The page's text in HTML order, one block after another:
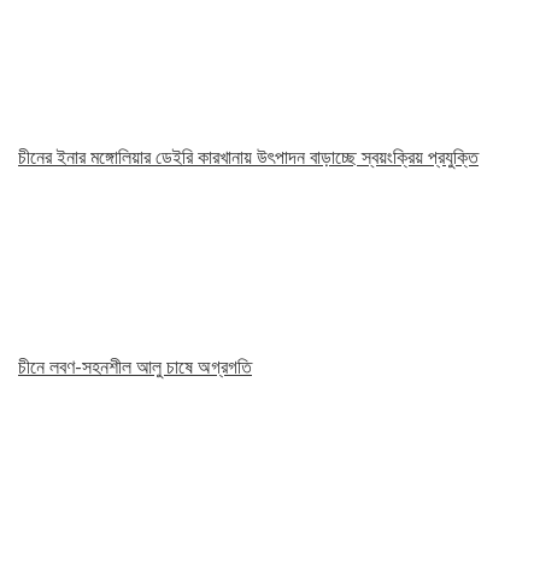
চীনের ইনার মঙ্গোলিয়ার ডেইরি কারখানায় উৎপাদন বাড়াচ্ছে স্বয়ংক্রিয় প্রযুক্তি
চীনে লবণ-সহনশীল আলু চাষে অগ্রগতি